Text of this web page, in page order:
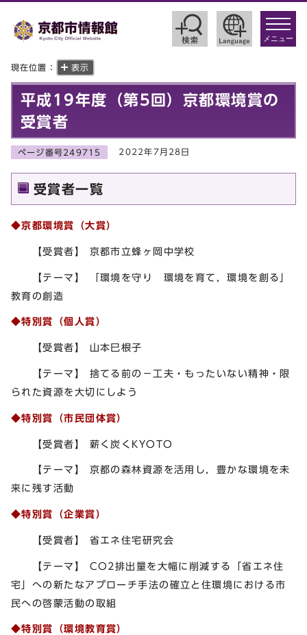
toggle
メニュー
現在位置： 表示
平成19年度（第5回）京都環境賞の
受賞者
ページ番号249715 2022年7月28日
受賞者一覧
◆京都環境賞（大賞）
【受賞者】 京都市立蜂ヶ岡中学校
【テーマ】 「環境を守り 環境を育て，環境を創る」
教育の創造
◆特別賞（個人賞）
【受賞者】 山本巳根子
【テーマ】 捨てる前の－工夫・もったいない精神・限
られた資源を大切にしよう
◆特別賞（市民団体賞）
【受賞者】 薪く炭くKYOTO
【テーマ】 京都の森林資源を活用し，豊かな環境を未
来に残す活動
◆特別賞（企業賞）
【受賞者】 省エネ住宅研究会
【テーマ】 CO2排出量を大幅に削減する「省エネ住
宅」への新たなアプローチ手法の確立と住環境における市
民への啓蒙活動の取組
◆特別賞（環境教育賞）